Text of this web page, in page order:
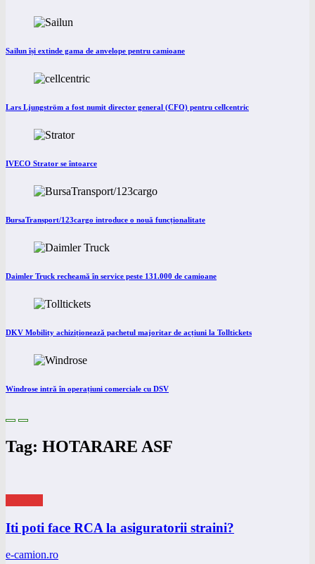
Sailun își extinde gama de anvelope pentru camioane
Lars Ljungström a fost numit director general (CFO) pentru cellcentric
IVECO Strator se întoarce
BursaTransport/123cargo introduce o nouă funcționalitate
Daimler Truck recheamă în service peste 131.000 de camioane
DKV Mobility achiziționează pachetul majoritar de acțiuni la Tolltickets
Windrose intră în operațiuni comerciale cu DSV
Tag: HOTARARE ASF
Iti poti face RCA la asiguratorii straini?
e-camion.ro